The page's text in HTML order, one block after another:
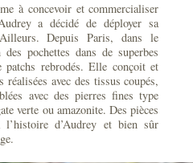
à concevoir et commercialiser
a décidé de déployer sa
Depuis Paris, dans le
pochettes dans de superbes
rebrodés. Elle conçoit et
avec des tissus coupés,
avec des pierres fines type
verte ou amazonite. Des pièces
d’Audrey et bien sûr